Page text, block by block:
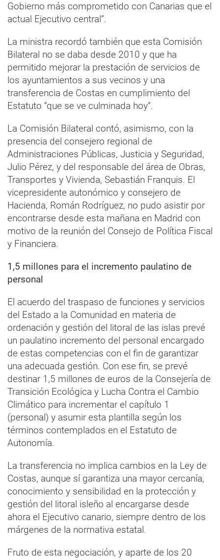
Gobierno más comprometido con Canarias que el
actual Ejecutivo central”.
La ministra recordó también que esta Comisión
Bilateral no se daba desde 2010 y que ha
permitido mejorar la prestación de servicios de
los ayuntamientos a sus vecinos y una
transferencia de Costas en cumplimiento del
Estatuto “que se ve culminada hoy”.
La Comisión Bilateral contó, asimismo, con la
presencia del consejero regional de
Administraciones Públicas, Justicia y Seguridad,
Julio Pérez, y del responsable del área de Obras,
Transportes y Vivienda, Sebastián Franquis. El
vicepresidente autonómico y consejero de
Hacienda, Román Rodríguez, no pudo asistir por
encontrarse desde esta mañana en Madrid con
motivo de la reunión del Consejo de Política Fiscal
y Financiera.
1,5 millones para el incremento paulatino de
personal
El acuerdo del traspaso de funciones y servicios
del Estado a la Comunidad en materia de
ordenación y gestión del litoral de las islas prevé
un paulatino incremento del personal encargado
de estas competencias con el fin de garantizar
una adecuada gestión. Con ese fin, se prevé
destinar 1,5 millones de euros de la Consejería de
Transición Ecológica y Lucha Contra el Cambio
Climático para incrementar el capítulo 1
(personal) y asumir esta plantilla según los
términos contemplados en el Estatuto de
Autonomía.
La transferencia no implica cambios en la Ley de
Costas, aunque sí garantiza una mayor cercanía,
conocimiento y sensibilidad en la protección y
gestión del litoral isleño al encargarse desde
ahora el Ejecutivo canario, siempre dentro de los
márgenes de la normativa estatal.
Fruto de esta negociación, y aparte de los 20